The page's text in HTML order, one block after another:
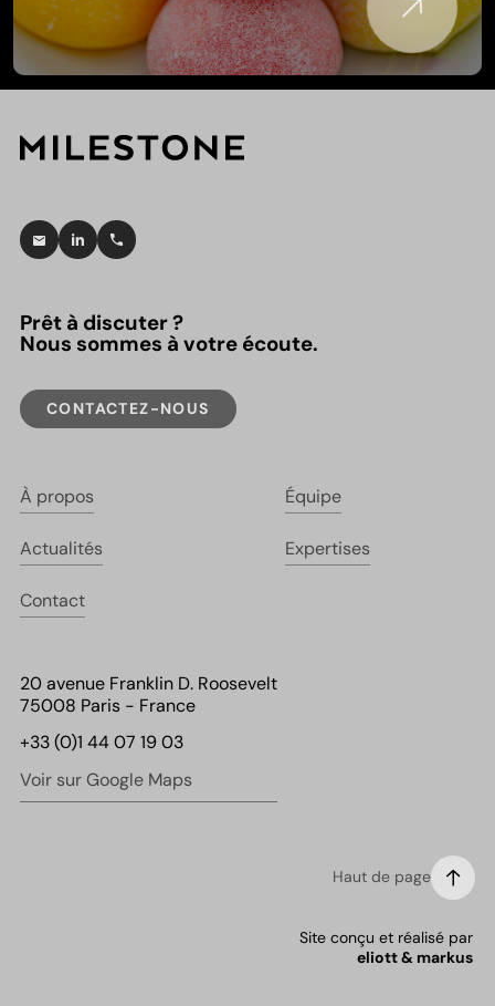
Prêt à discuter ?
Nous sommes à votre écoute.
CONTACTEZ-NOUS
À propos Équipe
Actualités Expertises
Contact
20 avenue Franklin D. Roosevelt
75008 Paris - France
+33 (0)1 44 07 19 03
Voir sur Google Maps
Site conçu et réalisé par
eliott & markus
Haut de page